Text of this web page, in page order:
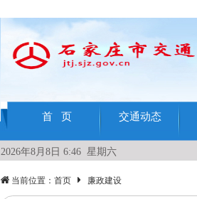
首 页 交通动态
2026年8月8日 6:46 星期六
当前位置： 首页 廉政建设